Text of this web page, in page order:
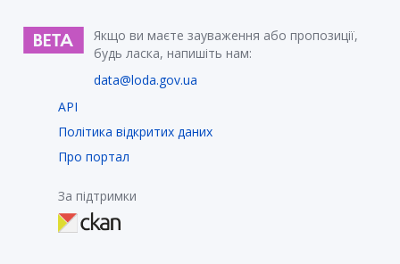
Якщо ви маєте зауваження або пропозиції,
будь ласка, напишіть нам:
data@loda.gov.ua
API
Політика відкритих даних
Про портал
За підтримки